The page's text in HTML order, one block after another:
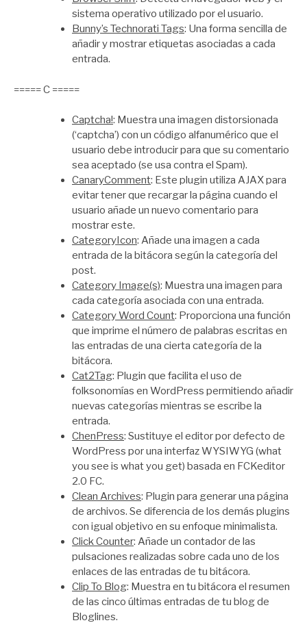
sistema operativo utilizado por el usuario.
Bunny’s Technorati Tags: Una forma sencilla de
añadir y mostrar etiquetas asociadas a cada
entrada.
===== C =====
Captcha!: Muestra una imagen distorsionada
(‘captcha’) con un código alfanumérico que el
usuario debe introducir para que su comentario
sea aceptado (se usa contra el Spam).
CanaryComment: Este plugin utiliza AJAX para
evitar tener que recargar la página cuando el
usuario añade un nuevo comentario para
mostrar este.
CategoryIcon: Añade una imagen a cada
entrada de la bitácora según la categoría del
post.
Category Image(s): Muestra una imagen para
cada categoría asociada con una entrada.
Category Word Count: Proporciona una función
que imprime el número de palabras escritas en
las entradas de una cierta categoría de la
bitácora.
Cat2Tag: Plugin que facilita el uso de
folksonomías en WordPress permitiendo añadir
nuevas categorías mientras se escribe la
entrada.
ChenPress: Sustituye el editor por defecto de
WordPress por una interfaz WYSIWYG (what
you see is what you get) basada en FCKeditor
2.0 FC.
Clean Archives: Plugin para generar una página
de archivos. Se diferencia de los demás plugins
con igual objetivo en su enfoque minimalista.
Click Counter: Añade un contador de las
pulsaciones realizadas sobre cada uno de los
enlaces de las entradas de tu bitácora.
Clip To Blog: Muestra en tu bitácora el resumen
de las cinco últimas entradas de tu blog de
Bloglines.